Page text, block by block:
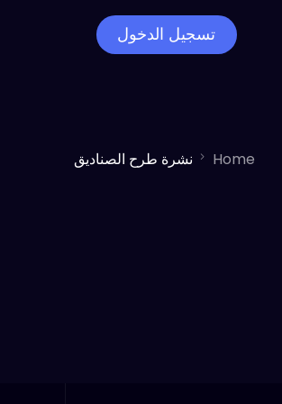
تسجيل الدخول
Home نشرة طرح الصناديق